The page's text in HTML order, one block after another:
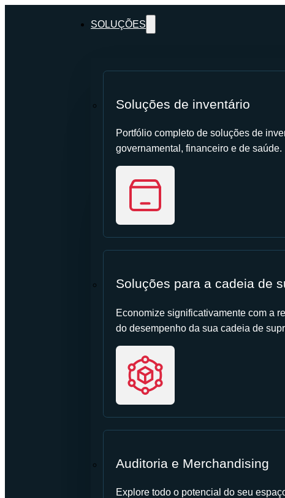
SOLUÇÕES
Soluções de inventário
Portfólio completo de soluções de
governamental, financeiro e de saúde.
Soluções para a cadeia de
Economize significativamente com a
do desempenho da sua cadeia de
Auditoria e Merchandising
Explore todo o potencial do seu